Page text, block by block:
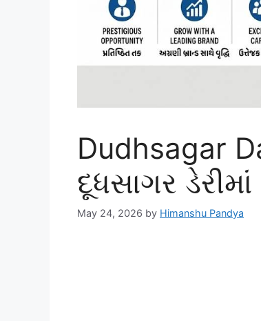
Dudhsagar
દૂધસાગર
May 24, 2026 by Himanshu Pandya